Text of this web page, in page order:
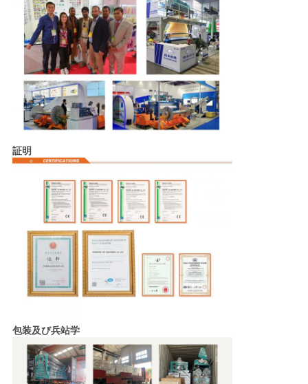
証明
包装及び兵站学